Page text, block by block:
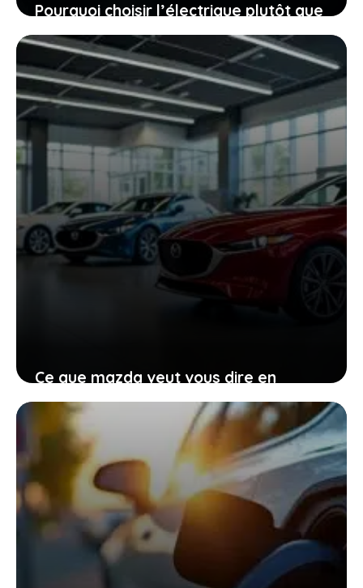
Pourquoi choisir l’électrique plutôt que
le diesel, même quand le mercure
chute à -40 °C
27 janvier 2026
Ce que mazda veut vous dire en
renonçant provisoirement à
l’électrique total
27 janvier 2026